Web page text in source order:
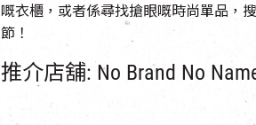
嘅衣櫃，或者係尋找搶眼嘅時尚單品，
節！
推介店舖: No Brand No